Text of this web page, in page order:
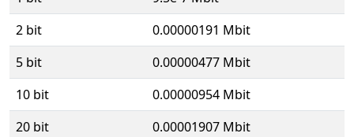
2 bit
0.00000191 Mbit
5 bit
0.00000477 Mbit
10 bit
0.00000954 Mbit
20 bit
0.00001907 Mbit